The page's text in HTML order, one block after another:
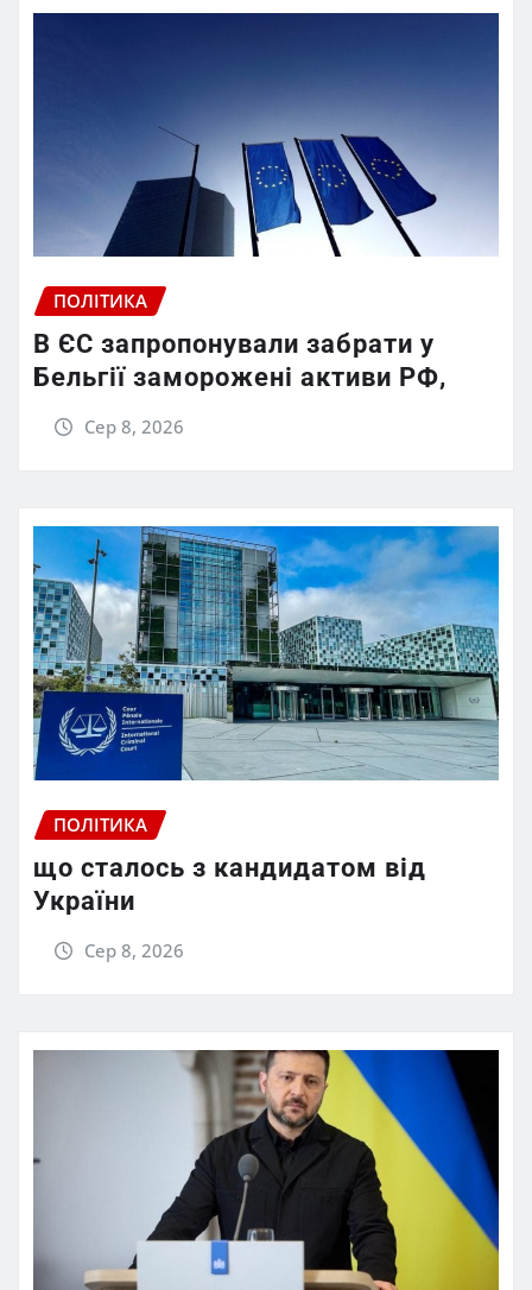
ПОЛІТИКА
В ЄС запропонували забрати у
Бельгії заморожені активи РФ,
Сер 8, 2026
ПОЛІТИКА
що сталось з кандидатом від
України
Сер 8, 2026